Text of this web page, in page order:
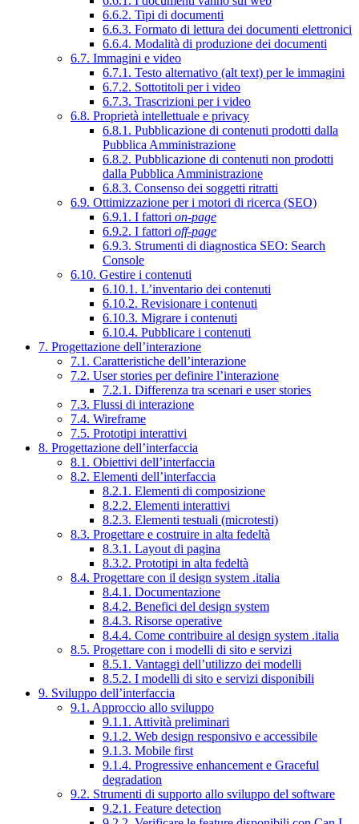
6.6.2. Tipi di documenti
6.6.3. Formato di lettura dei documenti elettronici
6.6.4. Modalità di produzione dei documenti
6.7. Immagini e video
6.7.1. Testo alternativo (alt text) per le immagini
6.7.2. Sottotitoli per i video
6.7.3. Trascrizioni per i video
6.8. Proprietà intellettuale e privacy
6.8.1. Pubblicazione di contenuti prodotti dalla
Pubblica Amministrazione
6.8.2. Pubblicazione di contenuti non prodotti
dalla Pubblica Amministrazione
6.8.3. Consenso dei soggetti ritratti
6.9. Ottimizzazione per i motori di ricerca (SEO)
6.9.1. I fattori on-page
6.9.2. I fattori off-page
6.9.3. Strumenti di diagnostica SEO: Search
Console
6.10. Gestire i contenuti
6.10.1. L’inventario dei contenuti
6.10.2. Revisionare i contenuti
6.10.3. Migrare i contenuti
6.10.4. Pubblicare i contenuti
7. Progettazione dell’interazione
7.1. Caratteristiche dell’interazione
7.2. User stories per definire l’interazione
7.2.1. Differenza tra scenari e user stories
7.3. Flussi di interazione
7.4. Wireframe
7.5. Prototipi interattivi
8. Progettazione dell’interfaccia
8.1. Obiettivi dell’interfaccia
8.2. Elementi dell’interfaccia
8.2.1. Elementi di composizione
8.2.2. Elementi interattivi
8.2.3. Elementi testuali (microtesti)
8.3. Progettare e costruire in alta fedeltà
8.3.1. Layout di pagina
8.3.2. Prototipi in alta fedeltà
8.4. Progettare con il design system .italia
8.4.1. Documentazione
8.4.2. Benefici del design system
8.4.3. Risorse operative
8.4.4. Come contribuire al design system .italia
8.5. Progettare con i modelli di sito e servizi
8.5.1. Vantaggi dell’utilizzo dei modelli
8.5.2. I modelli di sito e servizi disponibili
9. Sviluppo dell’interfaccia
9.1. Approccio allo sviluppo
9.1.1. Attività preliminari
9.1.2. Web design responsivo e accessibile
9.1.3. Mobile first
9.1.4. Progressive enhancement e Graceful
degradation
9.2. Strumenti di supporto allo sviluppo del software
9.2.1. Feature detection